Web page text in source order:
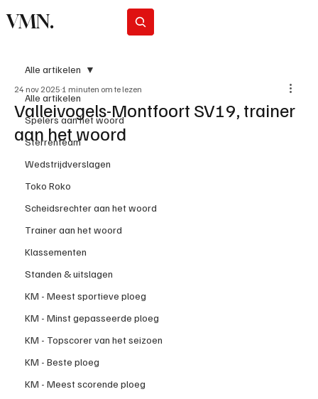
VMN.
Alle artikelen
Spelers aan het woord
Sterrenteam
Wedstrijdverslagen
Toko Roko
Scheidsrechter aan het woord
Trainer aan het woord
Klassementen
Standen & uitslagen
KM - Meest sportieve ploeg
KM - Minst gepasseerde ploeg
KM - Topscorer van het seizoen
KM - Beste ploeg
KM - Meest scorende ploeg
Alle artikelen
Valleivogels-Montfoort SV19, trainer
aan het woord
24 nov 2025 1 minuten om te lezen